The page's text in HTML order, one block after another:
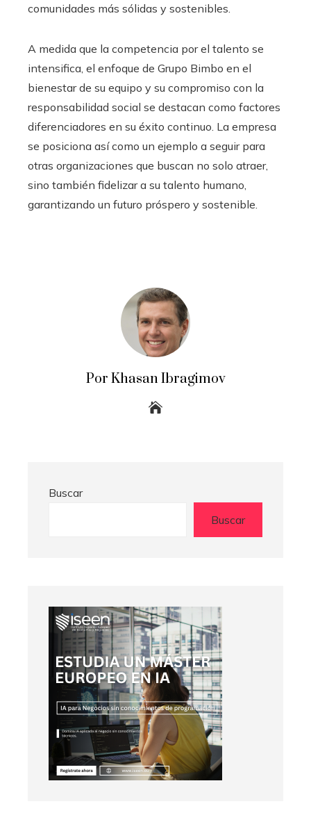
comunidades más sólidas y sostenibles.
A medida que la competencia por el talento se
intensifica, el enfoque de Grupo Bimbo en el
bienestar de su equipo y su compromiso con la
responsabilidad social se destacan como factores
diferenciadores en su éxito continuo. La empresa
se posiciona así como un ejemplo a seguir para
otras organizaciones que buscan no solo atraer,
sino también fidelizar a su talento humano,
garantizando un futuro próspero y sostenible.
Por Khasan Ibragimov
Buscar
Buscar